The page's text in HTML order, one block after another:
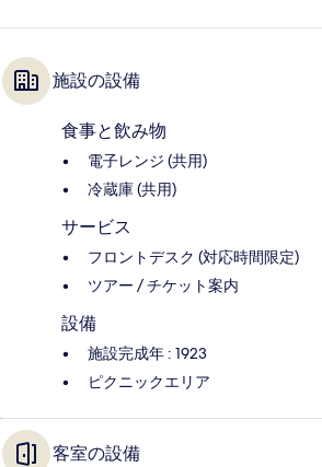
施設の設備
食事と飲み物
電子レンジ (共用)
冷蔵庫 (共用)
サービス
フロントデスク (対応時間限定)
ツアー / チケット案内
設備
施設完成年 : 1923
ピクニックエリア
客室の設備